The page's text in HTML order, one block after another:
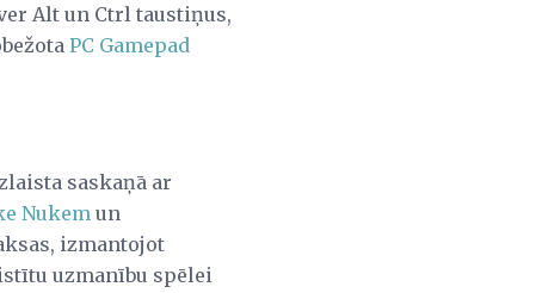
Alt un Ctrl taustiņus,
PC Gamepad
saskaņā ar
Nukemun
izmantojot
uzmanību spēlei